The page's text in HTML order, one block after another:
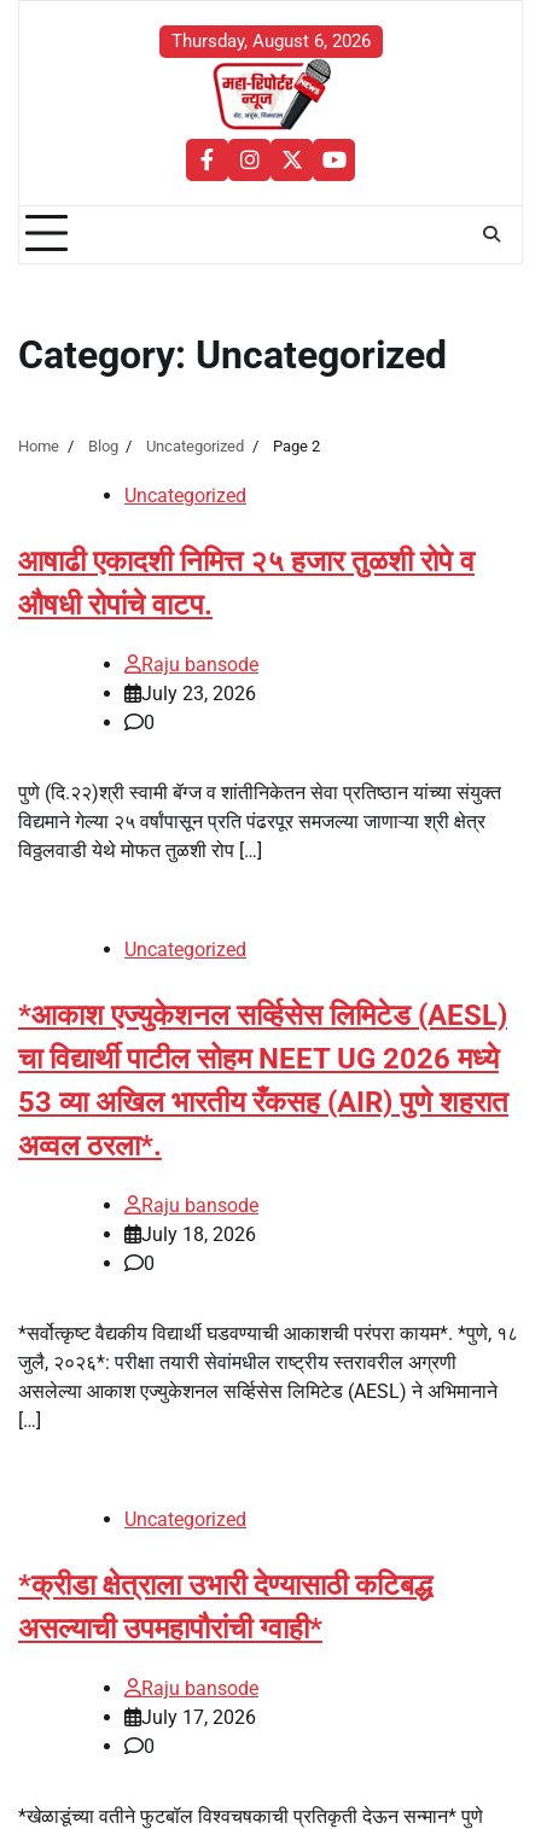
Thursday, August 6, 2026
facebookinstagram
twitteryoutube
Category: Uncategorized
Home Blog Uncategorized Page 2
Uncategorized
आषाढी एकादशी निमित्त २५ हजार तुळशी रोपे व
औषधी रोपांचे वाटप.
Raju bansode
July 23, 2026
0
पुणे (दि.२२)श्री स्वामी बॅग्ज व शांतीनिकेतन सेवा प्रतिष्ठान यांच्या संयुक्त
विद्यमाने गेल्या २५ वर्षांपासून प्रति पंढरपूर समजल्या जाणाऱ्या श्री क्षेत्र
विठ्ठलवाडी येथे मोफत तुळशी रोप […]
Uncategorized
*आकाश एज्युकेशनल सर्व्हिसेस लिमिटेड (AESL)
चा विद्यार्थी पाटील सोहम NEET UG 2026 मध्ये
53 व्या अखिल भारतीय रँकसह (AIR) पुणे शहरात
अव्वल ठरला*.
Raju bansode
July 18, 2026
0
*सर्वोत्कृष्ट वैद्यकीय विद्यार्थी घडवण्याची आकाशची परंपरा कायम*. *पुणे, १८
जुलै, २०२६*: परीक्षा तयारी सेवांमधील राष्ट्रीय स्तरावरील अग्रणी
असलेल्या आकाश एज्युकेशनल सर्व्हिसेस लिमिटेड (AESL) ने अभिमानाने
[…]
Uncategorized
*क्रीडा क्षेत्राला उभारी देण्यासाठी कटिबद्ध
असल्याची उपमहापौरांची ग्वाही*
Raju bansode
July 17, 2026
0
*खेळाडूंच्या वतीने फुटबॉल विश्वचषकाची प्रतिकृती देऊन सन्मान* पुणे